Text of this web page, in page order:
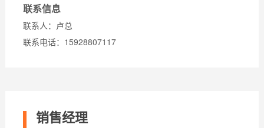
联系信息
联系人：卢总
联系电话：15928807117
销售经理